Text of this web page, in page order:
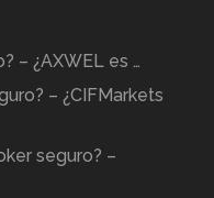
– ¿AXWEL es …
– ¿CIFMarkets
seguro? –